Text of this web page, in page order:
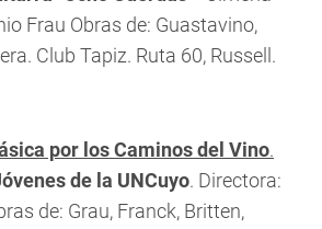
Frau Obras de: Guastavino,
Club Tapiz. Ruta 60, Russell.
por los Caminos del Vino.
de la UNCuyo. Directora:
de: Grau, Franck, Britten,